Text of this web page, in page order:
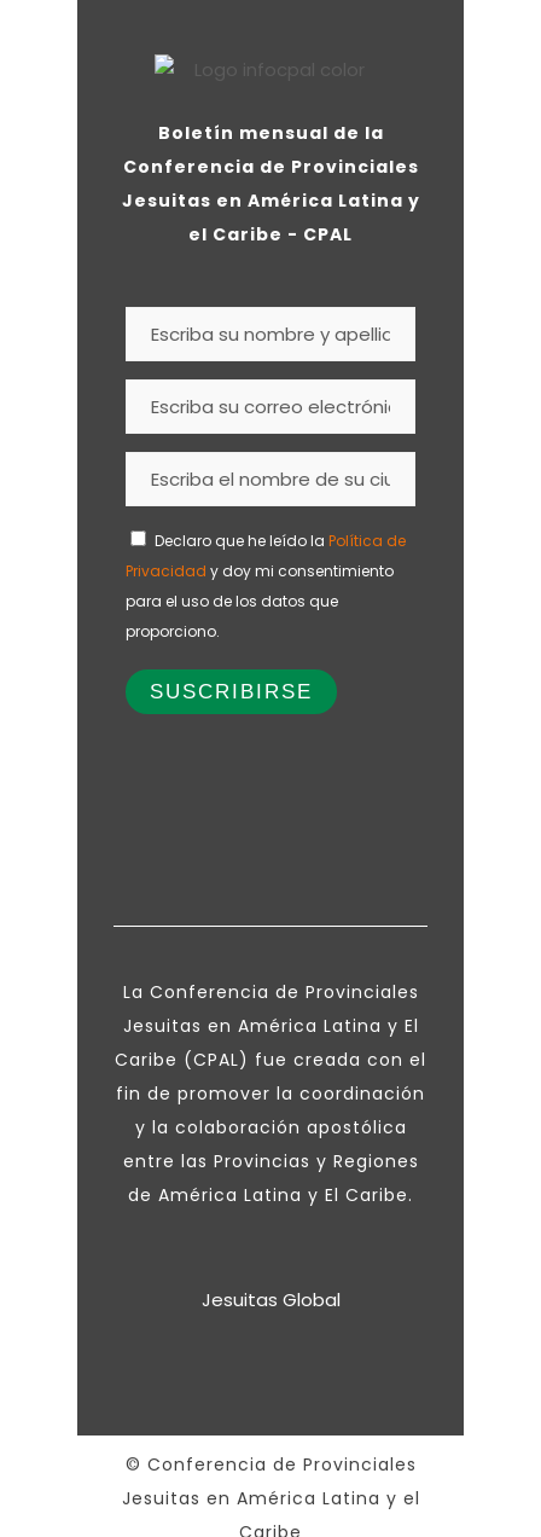
Boletín mensual de la
Conferencia de Provinciales
Jesuitas en América Latina y
el Caribe - CPAL
Declaro que he leído la Política de
Privacidad y doy mi consentimiento
para el uso de los datos que
proporciono.
La Conferencia de Provinciales
Jesuitas en América Latina y El
Caribe (CPAL) fue creada con el
fin de promover la coordinación
y la colaboración apostólica
entre las Provincias y Regiones
de América Latina y El Caribe.
Jesuitas Global
© Conferencia de Provinciales
Jesuitas en América Latina y el